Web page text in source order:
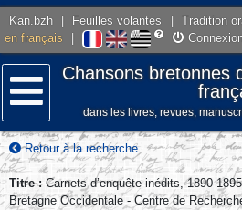
Kan.bzh Feuilles volantes Tradition
en français
Menu
Chansons bretonnes
dans les livres, revues,
Retour à la recherche
Titre : Carnets d’enquête inédits, 1890-
Bretagne Occidentale - Centre de